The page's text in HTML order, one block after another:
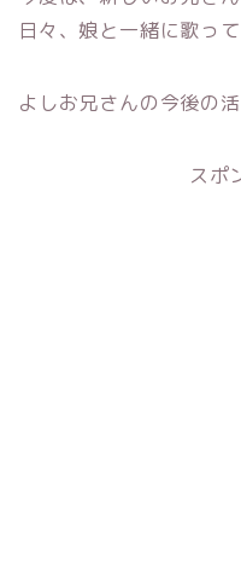
日々、娘と一緒に歌っ
よしお兄さんの今後の
スポ